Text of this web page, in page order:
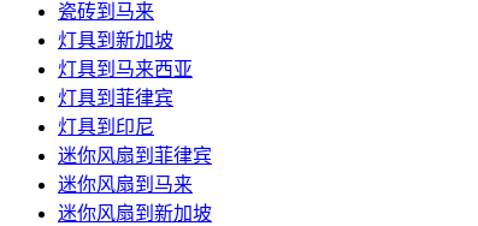
瓷砖到马来
灯具到新加坡
灯具到马来西亚
灯具到菲律宾
灯具到印尼
迷你风扇到菲律宾
迷你风扇到马来
迷你风扇到新加坡